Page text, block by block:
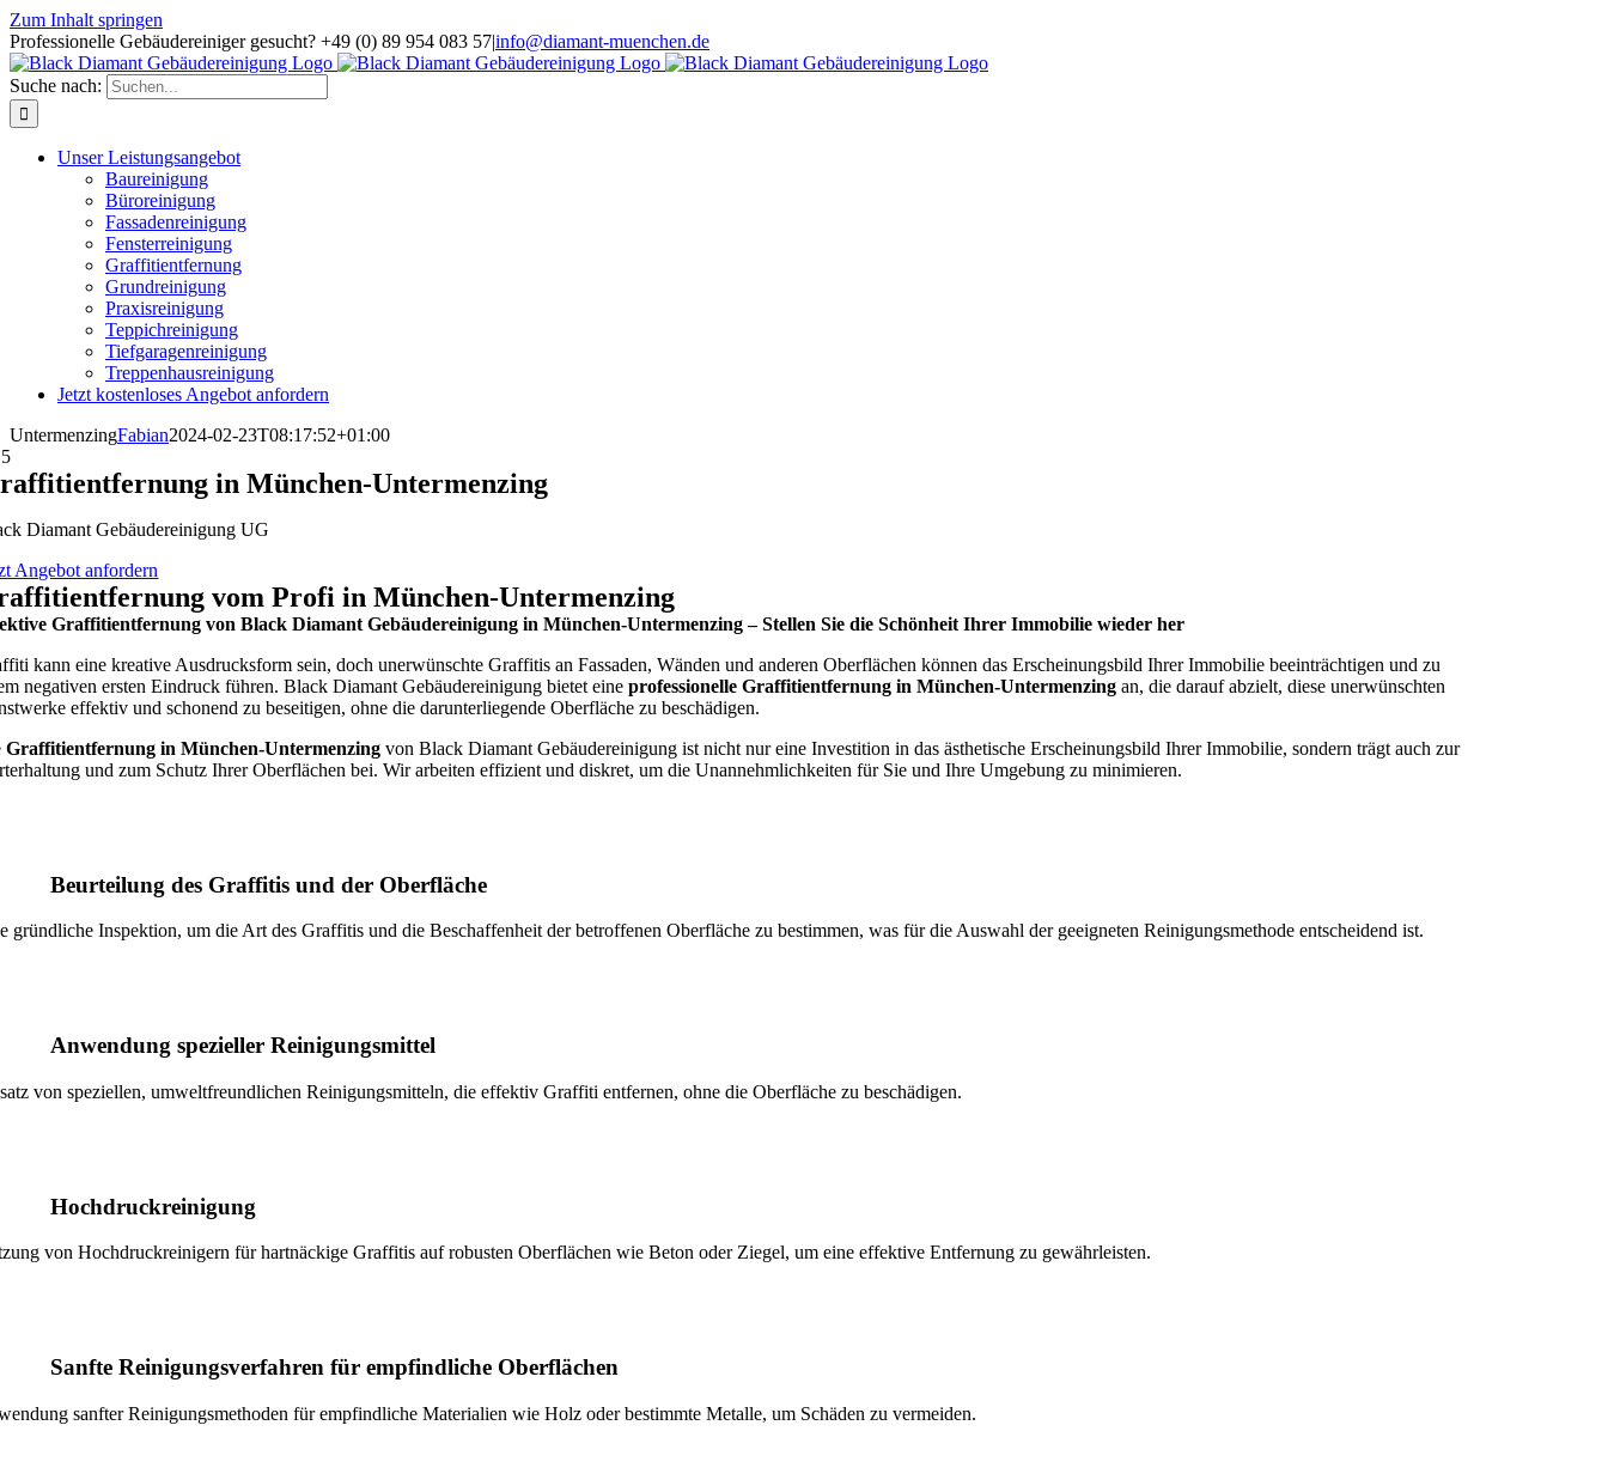
Zum Inhalt springen
Professionelle Gebäudereiniger gesucht? +49 (0) 89 954 083 57|info@diamant-muenchen.de
Suche nach:
Unser Leistungsangebot
Baureinigung
Büroreinigung
Fassadenreinigung
Fensterreinigung
Graffitientfernung
Grundreinigung
Praxisreinigung
Teppichreinigung
Tiefgaragenreinigung
Treppenhausreinigung
Jetzt kostenloses Angebot anfordern
UntermenzingFabian2024-02-23T08:17:52+01:00
5
in München-Untermenzing
Diamant Gebäudereinigung UG
Angebot anfordern
vom Profi in München-Untermenzing
Graffitientfernung von Black Diamant Gebäudereinigung in München-Untermenzing – Stellen Sie die Schönheit Ihrer Immobilie wieder her
kann eine kreative Ausdrucksform sein, doch unerwünschte Graffitis an Fassaden, Wänden und anderen Oberflächen können das Erscheinungsbild Ihrer Immobilie beeinträchtigen und zu
negativen ersten Eindruck führen. Black Diamant Gebäudereinigung bietet eine professionelle Graffitientfernung in München-Untermenzing an, die darauf abzielt, diese unerwünschten
effektiv und schonend zu beseitigen, ohne die darunterliegende Oberfläche zu beschädigen.
Graffitientfernung in München-Untermenzing von Black Diamant Gebäudereinigung ist nicht nur eine Investition in das ästhetische Erscheinungsbild Ihrer Immobilie, sondern trägt auch zur
und zum Schutz Ihrer Oberflächen bei. Wir arbeiten effizient und diskret, um die Unannehmlichkeiten für Sie und Ihre Umgebung zu minimieren.
Beurteilung des Graffitis und der Oberfläche
gründliche Inspektion, um die Art des Graffitis und die Beschaffenheit der betroffenen Oberfläche zu bestimmen, was für die Auswahl der geeigneten Reinigungsmethode entscheidend ist.
Anwendung spezieller Reinigungsmittel
von speziellen, umweltfreundlichen Reinigungsmitteln, die effektiv Graffiti entfernen, ohne die Oberfläche zu beschädigen.
Hochdruckreinigung
von Hochdruckreinigern für hartnäckige Graffitis auf robusten Oberflächen wie Beton oder Ziegel, um eine effektive Entfernung zu gewährleisten.
Sanfte Reinigungsverfahren für empfindliche Oberflächen
sanfter Reinigungsmethoden für empfindliche Materialien wie Holz oder bestimmte Metalle, um Schäden zu vermeiden.